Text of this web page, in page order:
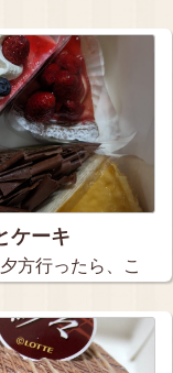
ケーキ
方行ったら、こ